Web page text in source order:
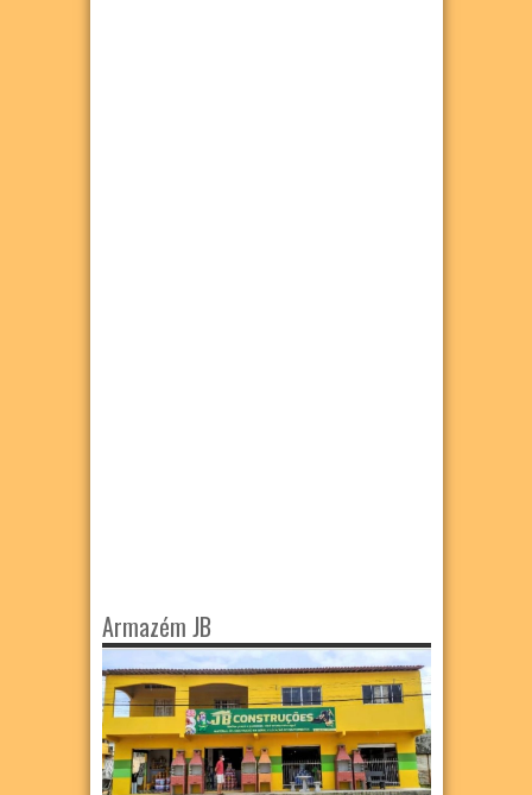
Armazém JB